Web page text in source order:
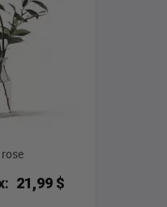
21,99 $